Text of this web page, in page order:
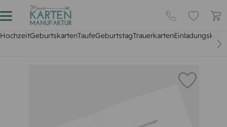
HochzeitGeburtskartenTaufeGeburtstagTrauerkarten